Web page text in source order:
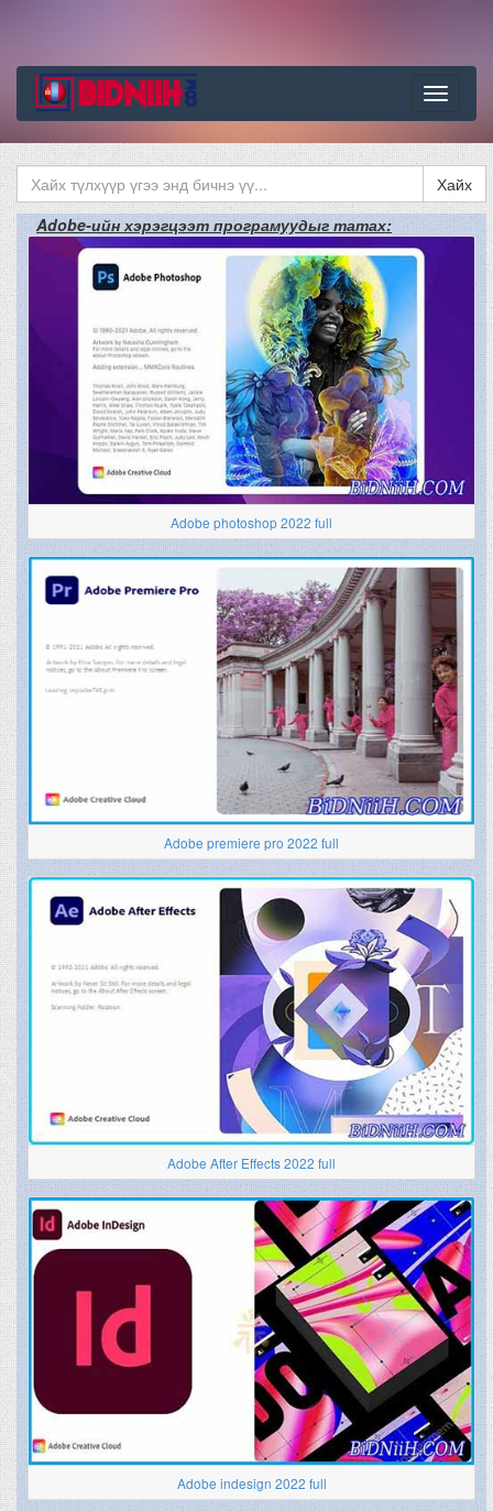
Цэс
Хайх
Adobe-ийн хэрэгцээт програмуудыг татах:
Adobe photoshop 2022 full
Adobe premiere pro 2022 full
Adobe After Effects 2022 full
Adobe indesign 2022 full